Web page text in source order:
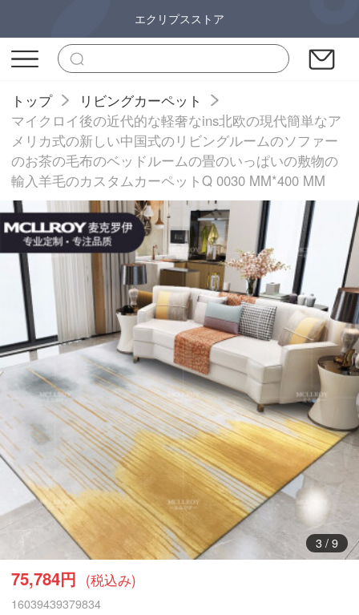
エクリプスストア
トップ
リビングカーペット
マイクロイ後の近代的な軽奢なins北欧の現代簡単なア
メリカ式の新しい中国式のリビングルームのソファー
のお茶の毛布のベッドルームの畳のいっぱいの敷物の
輸入羊毛のカスタムカーペットQ 0030 MM*400 MM
4/ 9
75,784円 (税込み)
16039439379834